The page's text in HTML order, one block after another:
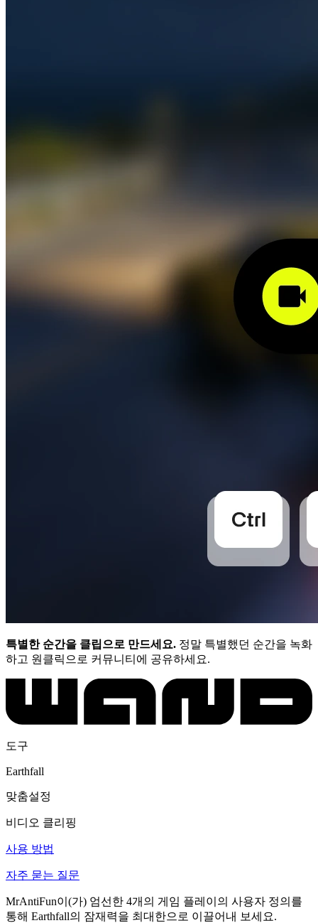
특별한 순간을 클립으로 만드세요. 정말 특별했던 순간을 녹화
하고 원클릭으로 커뮤니티에 공유하세요.
도구
Earthfall
맞춤설정
비디오 클리핑
사용 방법
자주 묻는 질문
MrAntiFun이(가) 엄선한 4개의 게임 플레이의 사용자 정의를
통해 Earthfall의 잠재력을 최대한으로 이끌어내 보세요.